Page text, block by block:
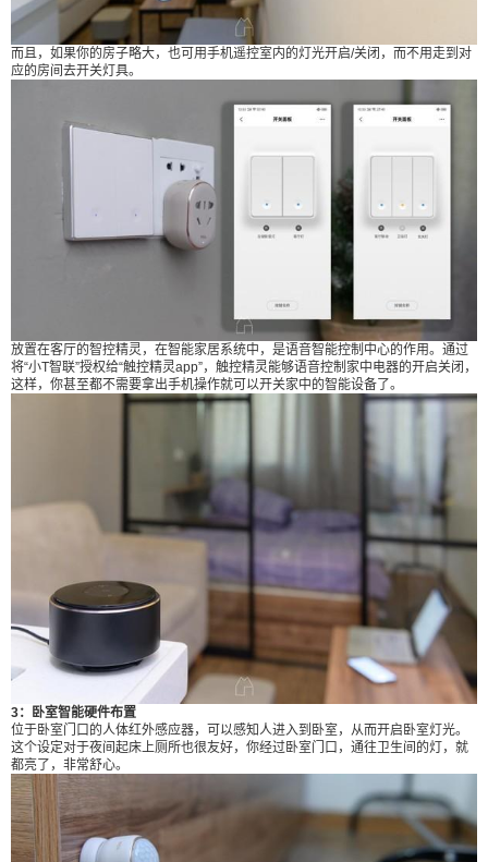
而且，如果你的房子略大，也可用手机遥控室内的灯光开启/关闭，而不用走到对
应的房间去开关灯具。
放置在客厅的智控精灵，在智能家居系统中，是语音智能控制中心的作用。通过
将“小T智联”授权给“触控精灵app”，触控精灵能够语音控制家中电器的开启关闭，
这样，你甚至都不需要拿出手机操作就可以开关家中的智能设备了。
3：卧室智能硬件布置
位于卧室门口的人体红外感应器，可以感知人进入到卧室，从而开启卧室灯光。
这个设定对于夜间起床上厕所也很友好，你经过卧室门口，通往卫生间的灯，就
都亮了，非常舒心。
波双净智能牙刷，看似只是懒人福利，但是高频震
动带来的牙齿清洁效果，是你通过手动刷牙，无论
多长时间都达不到的效果。 而XESS D3光波双净智
能牙刷，独有的光波清洁消毒盒。它能够实现紫外
线消毒和超声波清洗刷头。杀菌率99%，进一步保
障口腔健康。 三：宅秘AI家计划-TCL智能硬件app
联动 上述智能开关和传感器，均可通过“小T智联”ap
p实现联动。实现方式也并不算困难，通过智能硬件
普遍的wifi连接方式，将智能硬件一个个绑定到app
中，你就会得到这样一个界面。 而后，你可以在场
景选项中，添加手动场景和自动场景。 例如：手动
场景这边设置有离家模式和回家模式。 离家灯具全
关，回家主要灯光打开恐怕是常见操作。 自动场景
方面，开门进屋开空调，红外传感器检测到人则会
自动开灯。 智能家居的体验，在于设定，如果你有
足够人性化的场景设定，你的智能家居体验，将更
加智能。 总体来讲，这次的宅秘AI家计划-TCL智能
硬件布局，体验到了颇为智能的各个硬件单品以及
简单而行之有效的场景联动，开门自动开灯，关门
自动关灯，空调可通过场景或语音打开，这都大大
方便了日常生活。TCL智能硬件市场的布局，在产
品和体验上，都足以让人心动。你，心动了么~ （
文章来自宅秘试AI师：屋神 ） 0 收藏